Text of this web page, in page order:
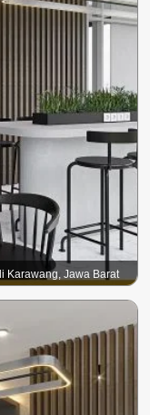
Karawang, Jawa Barat